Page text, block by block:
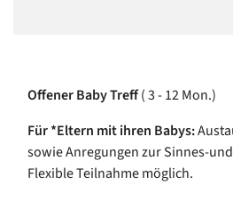
Offener Baby Treff( 3 - 12 Mon.)
Für *Eltern mit ihren Babys:
sowie Anregungen zur Sinnes-
Flexible Teilnahme möglich.